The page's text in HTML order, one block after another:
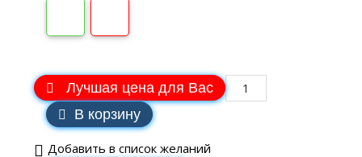
Лучшая цена для Вас
В корзину
Добавить в список желаний